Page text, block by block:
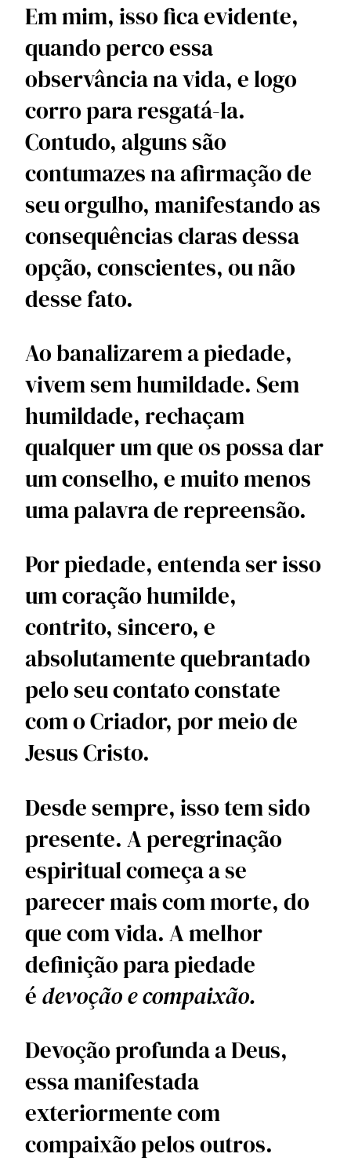
Em mim, isso fica evidente,
quando perco essa
observância na vida, e logo
corro para resgatá-la.
Contudo, alguns são
contumazes na afirmação de
seu orgulho, manifestando as
consequências claras dessa
opção, conscientes, ou não
desse fato.
Ao banalizarem a piedade,
vivem sem humildade. Sem
humildade, rechaçam
qualquer um que os possa dar
um conselho, e muito menos
uma palavra de repreensão.
Por piedade, entenda ser isso
um coração humilde,
contrito, sincero, e
absolutamente quebrantado
pelo seu contato constate
com o Criador, por meio de
Jesus Cristo.
Desde sempre, isso tem sido
presente. A peregrinação
espiritual começa a se
parecer mais com morte, do
que com vida. A melhor
definição para piedade
é devoção e compaixão.
Devoção profunda a Deus,
essa manifestada
exteriormente com
compaixão pelos outros.